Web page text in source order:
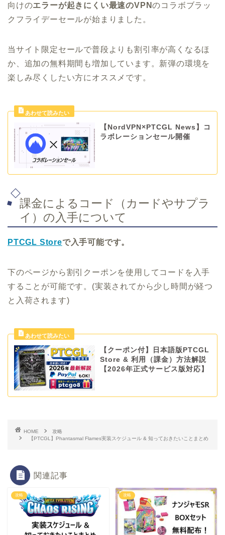
向けのエラーが起きにくい最速のVPNのコラボブラッ
クフライデーセールが始まりました。
当サイト限定セールで普段よりも割引率が高くなるほ
か、追加の無料期間も増加しています。新弾の環境を
楽しみ尽くしたい方にオススメです。
【NordVPN×PTCGL News】コ
ラボレーションセール開催
課金によるコード（カードやサプラ
イ）の入手について
PTCGL Storeで入手可能です。
下のページから割引クーポンを使用してコードを入手
することが可能です。(実装されてから少し時間が経つ
と入荷されます)
【クーポン付】日本語版PTCGL
Store & 利用（課金）方法解説
【2026年正式サービス版対応】
HOME
攻略
【PTCGL】Phantasmal Flames実装スケジュール & 知っておきたいことまとめ
関連記事
攻略 攻略